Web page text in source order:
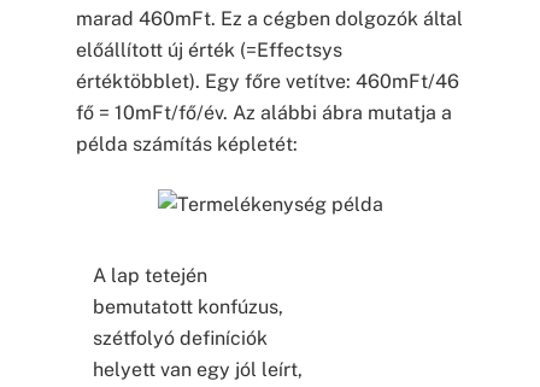
marad 460mFt. Ez a cégben dolgozók által
előállított új érték (=Effectsys
értéktöbblet). Egy főre vetítve: 460mFt/46
fő = 10mFt/fő/év. Az alábbi ábra mutatja a
példa számítás képletét:
A lap tetején
bemutatott konfúzus,
szétfolyó definíciók
helyett van egy jól leírt,